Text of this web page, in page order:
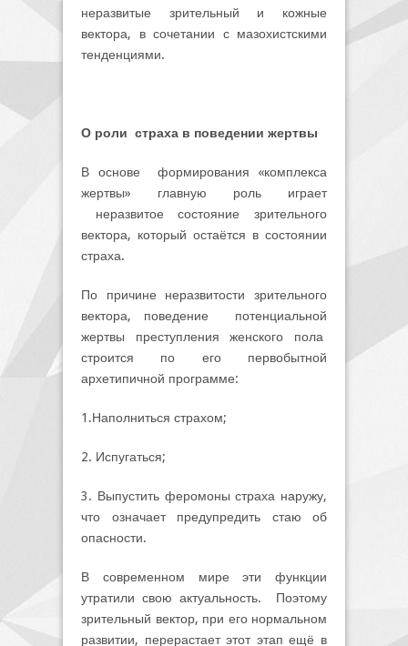
неразвитые зрительный и кожные
вектора, в сочетании с мазохистскими
тенденциями.
О роли страха в поведении жертвы
В основе формирования «комплекса
жертвы» главную роль играет
неразвитое состояние зрительного
вектора, который остаётся в состоянии
страха.
По причине неразвитости зрительного
вектора, поведение потенциальной
жертвы преступления женского пола
строится по его первобытной
архетипичной программе:
1.Наполниться страхом;
2. Испугаться;
3. Выпустить феромоны страха наружу,
что означает предупредить стаю об
опасности.
В современном мире эти функции
утратили свою актуальность. Поэтому
зрительный вектор, при его нормальном
развитии, перерастает этот этап ещё в